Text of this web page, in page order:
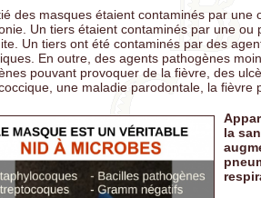
des masques étaient contaminés par une
Un tiers étaient contaminés par une
Un tiers ont été contaminés par des
En outre, des agents pathogènes
pouvant provoquer de la fièvre, des
une maladie parodontale, la fièvre
la